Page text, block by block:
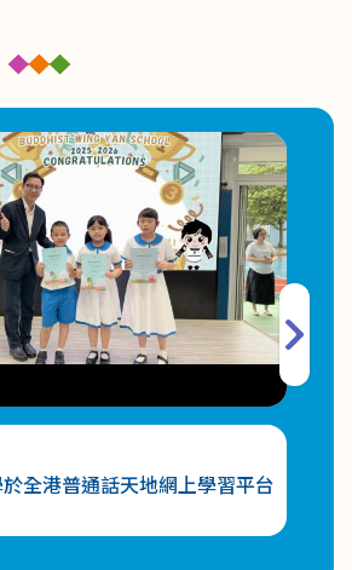
合！
小一註冊事宜
期幼兒K-Pop 舞蹈班取錄名單
長通訊 文章九
城課程第二期幼兒K-POP 舞班
全港普通話天地網上學習平台